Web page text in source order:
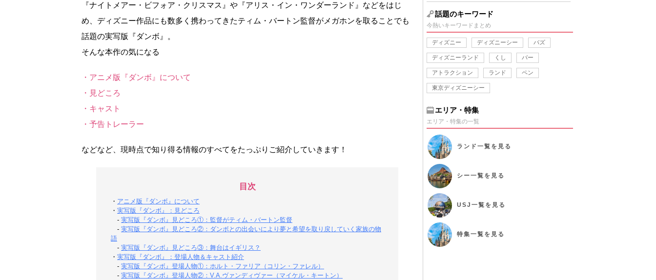
『ナイトメアー・ビフォア・クリスマス』や『アリス・イン・ワンダーランド』などをはじ
め、ディズニー作品にも数多く携わってきたティム・バートン監督がメガホンを取ることでも
話題の実写版『ダンボ』。
そんな本作の気になる
・アニメ版『ダンボ』について
・見どころ
・キャスト
・予告トレーラー
などなど、現時点で知り得る情報のすべてをたっぷりご紹介していきます！
目次
・ アニメ版『ダンボ』について
・ 実写版『ダンボ』：見どころ
- 実写版『ダンボ』見どころ①：監督がティム・バートン監督
- 実写版『ダンボ』見どころ②：ダンボとの出会いにより夢と希望を取り戻していく家族の物
語
- 実写版『ダンボ』見どころ③：舞台はイギリス？
・ 実写版『ダンボ』：登場人物＆キャスト紹介
- 実写版『ダンボ』登場人物①：ホルト・ファリア（コリン・ファレル）
- 実写版『ダンボ』登場人物②：V.A.ヴァンディヴァー（マイケル・キートン）
話題のキーワード
今熱いキーワードまとめ
ディズニー ディズニーシー バズ
ディズニーランド くし バー
アトラクション ランド ペン
東京ディズニーシー
エリア・特集
エリア・特集の一覧
ランド 一覧を見る
シー一覧を見る
USJ 一覧を見る
特集一覧を見る